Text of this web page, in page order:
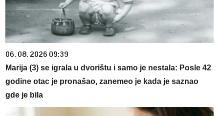
06. 08. 2026 09:39
Marija (3) se igrala u dvorištu i samo je nestala: Posle 42
godine otac je pronašao, zanemeo je kada je saznao
gde je bila